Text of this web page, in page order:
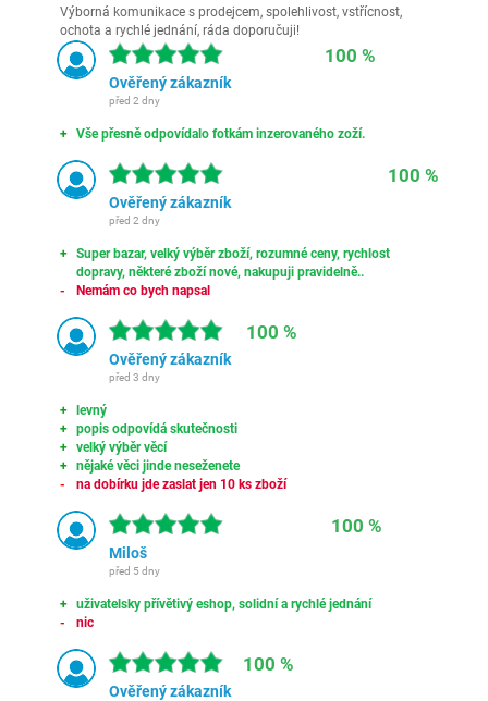
Výborná komunikace s prodejcem, spolehlivost, vstřícnost,
ochota a rychlé jednání, ráda doporučuji!
100 %
Ověřený zákazník
před 2 dny
Vše přesně odpovídalo fotkám inzerovaného zoží.
100 %
Ověřený zákazník
před 2 dny
Super bazar, velký výběr zboží, rozumné ceny, rychlost
dopravy, některé zboží nové, nakupuji pravidelně..
Nemám co bych napsal
100 %
Ověřený zákazník
před 3 dny
levný
popis odpovídá skutečnosti
velký výběr věcí
nějaké věci jinde neseženete
na dobírku jde zaslat jen 10 ks zboží
100 %
Miloš
před 5 dny
uživatelsky přívětivý eshop, solidní a rychlé jednání
nic
100 %
Ověřený zákazník